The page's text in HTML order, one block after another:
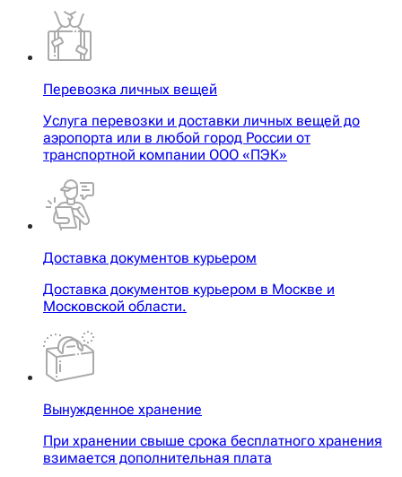
Перевозка личных вещей
Услуга перевозки и доставки личных вещей до
аэропорта или в любой город России от
транспортной компании ООО «ПЭК»
Доставка документов курьером
Доставка документов курьером в Москве и
Московской области.
Вынужденное хранение
При хранении свыше срока бесплатного хранения
взимается дополнительная плата